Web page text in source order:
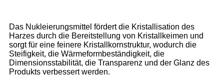
Das Nukleierungsmittel fördert die Kristallisation des
Harzes durch die Bereitstellung von Kristallkeimen und
sorgt für eine feinere Kristallkornstruktur, wodurch die
Steifigkeit, die Wärmeformbeständigkeit, die
Dimensionsstabilität, die Transparenz und der Glanz des
Produkts verbessert werden.